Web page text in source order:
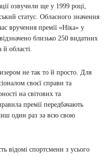
озвучили ще у 1999 році,
статус. Обласного значення
вручення премії «Ніка» у
близько 250 видатних
й області.
не так то й просто. Для
своєї справи та
на світових та
премії передбачають
один раз за всю свою
відомі спортсмени з усього